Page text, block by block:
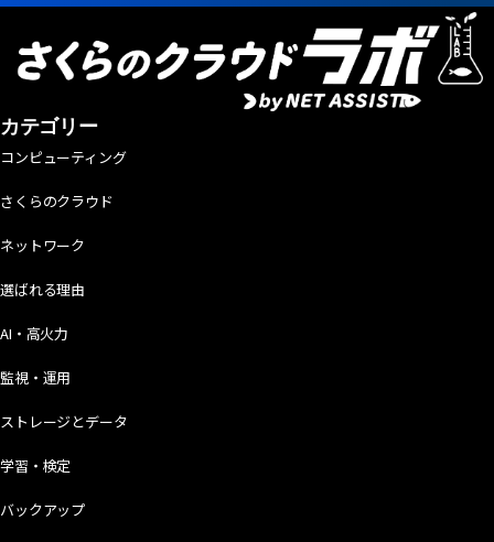
カテゴリー
コンピューティング
さくらのクラウド
ネットワーク
選ばれる理由
AI・高火力
監視・運用
ストレージとデータ
学習・検定
バックアップ